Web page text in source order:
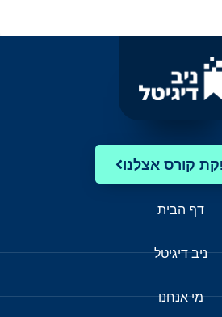
קורס אצלנו
דף הבית
ניב דיגיטל
מי אנחנו